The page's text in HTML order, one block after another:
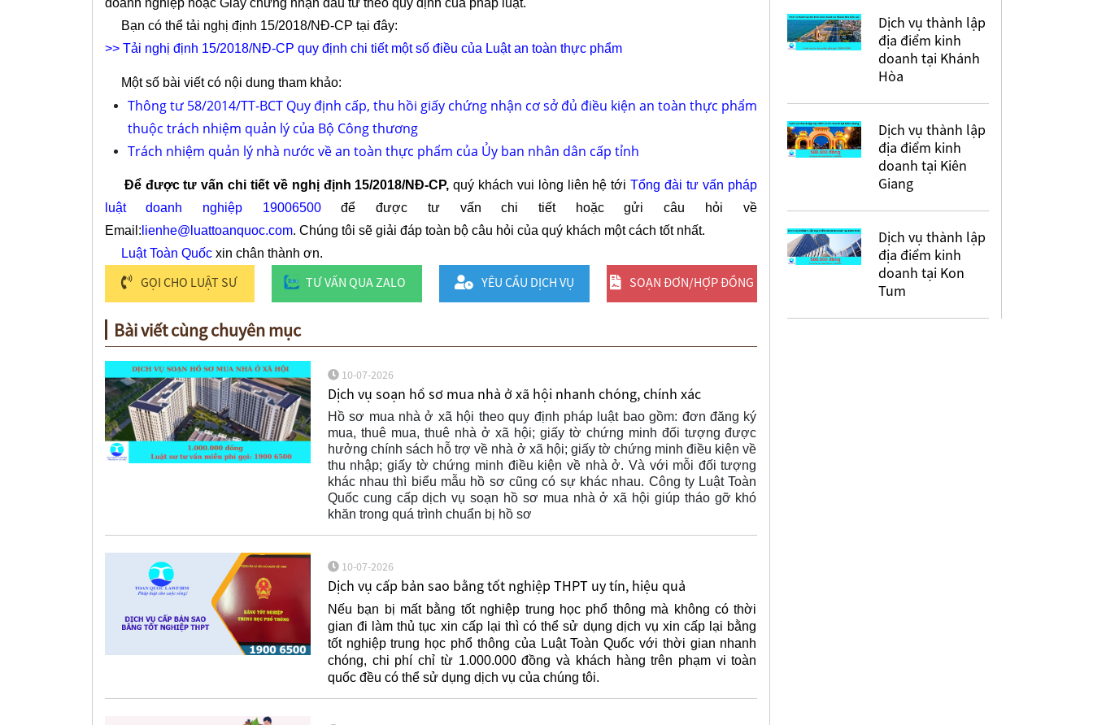
Bạn có thể tải nghị định 15/2018/NĐ-CP tại đây:
>> Tải nghị định 15/2018/NĐ-CP quy định chi tiết một số điều của Luật an toàn thực phẩm
Một số bài viết có nội dung tham khảo:
Thông tư 58/2014/TT-BCT Quy định cấp, thu hồi giấy chứng nhận cơ sở đủ điều kiện an toàn thực phẩm
thuộc trách nhiệm quản lý của Bộ Công thương
Trách nhiệm quản lý nhà nước về an toàn thực phẩm của Ủy ban nhân dân cấp tỉnh
Để được tư vấn chi tiết về nghị định 15/2018/NĐ-CP, quý khách vui lòng liên hệ tớiTổng đài tư vấn pháp
luật doanh nghiệp 19006500để được tư vấn chi tiết hoặc gửi câu hỏi về
Email: lienhe@luattoanquoc.com. Chúng tôi sẽ giải đáp toàn bộ câu hỏi của quý khách một cách tốt nhất.
Luật Toàn Quốc xin chân thành ơn.
GỌI CHO LUẬT SƯ TƯ VẤN QUA ZALO YÊU CẦU DỊCH VỤ SOẠN ĐƠN/HỢP ĐỒNG
Bài viết cùng chuyên mục
10-07-2026
Dịch vụ soạn hồ sơ mua nhà ở xã hội nhanh chóng, chính xác
Hồ sơ mua nhà ở xã hội theo quy định pháp luật bao gồm: đơn đăng ký
mua, thuê mua, thuê nhà ở xã hội; giấy tờ chứng minh đối tượng được
hưởng chính sách hỗ trợ về nhà ở xã hội; giấy tờ chứng minh điều kiện về
thu nhập; giấy tờ chứng minh điều kiện về nhà ở. Và với mỗi đối tượng
khác nhau thì biểu mẫu hồ sơ cũng có sự khác nhau. Công ty Luật Toàn
Quốc cung cấp dịch vụ soạn hồ sơ mua nhà ở xã hội giúp tháo gỡ khó
khăn trong quá trình chuẩn bị hồ sơ
10-07-2026
Dịch vụ cấp bản sao bằng tốt nghiệp THPT uy tín, hiệu quả
Nếu bạn bị mất bằng tốt nghiệp trung học phổ thông mà không có thời
gian đi làm thủ tục xin cấp lại thì có thể sử dụng dịch vụ xin cấp lại bằng
tốt nghiệp trung học phổ thông của Luật Toàn Quốc với thời gian nhanh
chóng, chi phí chỉ từ 1.000.000 đồng và khách hàng trên phạm vi toàn
quốc đều có thể sử dụng dịch vụ của chúng tôi.
Dịch vụ thành lập
địa điểm kinh
doanh tại Khánh
Hòa
Dịch vụ thành lập
địa điểm kinh
doanh tại Kiên
Giang
Dịch vụ thành lập
địa điểm kinh
doanh tại Kon
Tum